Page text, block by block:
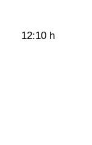
12:10 h